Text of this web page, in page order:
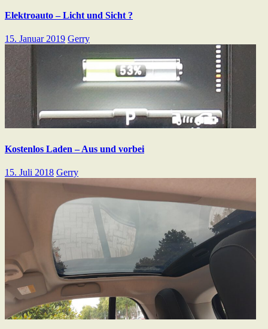
Elektroauto – Licht und Sicht ?
15. Januar 2019 Gerry
Kostenlos Laden – Aus und vorbei
15. Juli 2018 Gerry